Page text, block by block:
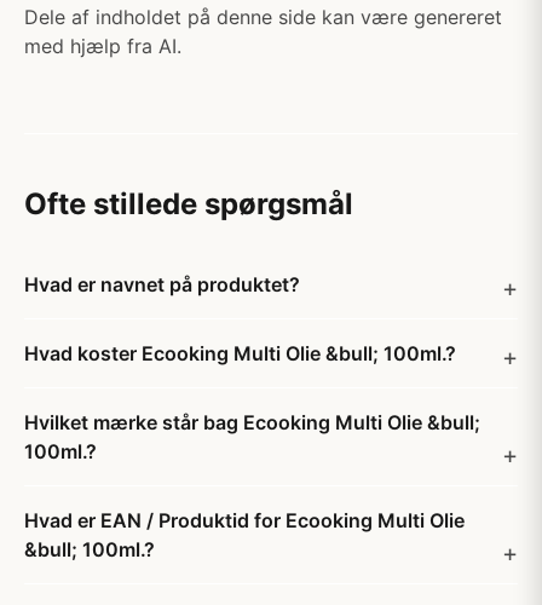
Dele af indholdet på denne side kan være genereret
med hjælp fra AI.
Ofte stillede spørgsmål
Hvad er navnet på produktet?
Hvad koster Ecooking Multi Olie &bull; 100ml.?
Hvilket mærke står bag Ecooking Multi Olie &bull;
100ml.?
Hvad er EAN / Produktid for Ecooking Multi Olie
&bull; 100ml.?